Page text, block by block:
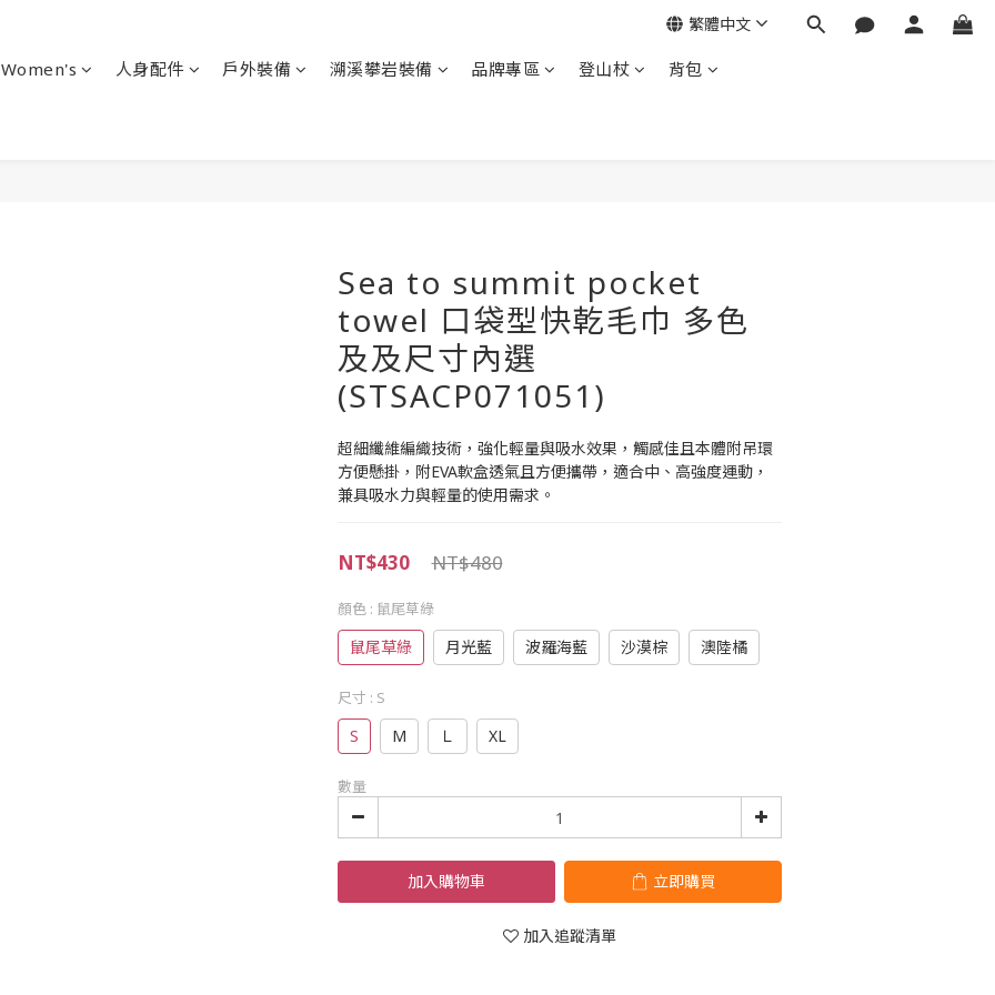
Women's 人身配件 戶外裝備 溯溪攀岩裝備 品牌專區 登山杖 背包
繁體中文
Sea to summit pocket
towel 口袋型快乾毛巾 多色
及及尺寸內選
(STSACP071051)
超細纖維編織技術，強化輕量與吸水效果，觸感佳且本體附吊環
方便懸掛，附EVA軟盒透氣且方便攜帶，適合中、高強度運動，
兼具吸水力與輕量的使用需求。
NT$480
NT$430
顏色 : 鼠尾草綠
鼠尾草綠 月光藍 波羅海藍 沙漠棕 澳陸橘
尺寸 : S
S M Ｌ XL
數量
加入購物車 立即購買
加入追蹤清單